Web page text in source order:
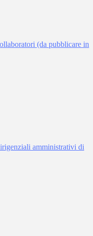
(da pubblicare in
amministrativi di